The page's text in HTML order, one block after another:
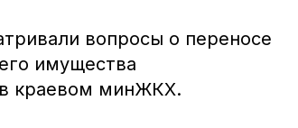
вопросы о переносе
имущества
краевом минЖКХ.